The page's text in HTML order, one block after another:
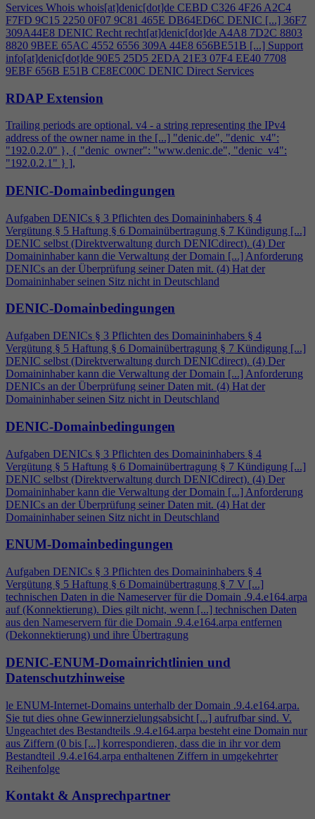
Services Whois whois[at]denic[dot]de CEBD C326 4F26 A2C4
F7FD 9C15 2250 0F07 9C81 465E DB64ED6C DENIC [...] 36F7
309A44E8 DENIC Recht recht[at]denic[dot]de A4A8 7D2C 8803
8820 9BEE 65AC 4552 6556 309A 44E8 656BE51B [...] Support
info[at]denic[dot]de 90E5 25D5 2EDA 21E3 07F4 EE40 7708
9EBF 656B E51B CE8EC00C DENIC Direct Services
RDAP Extension
Trailing periods are optional. v4 - a string representing the IPv4
address of the owner name in the [...] "denic.de", "denic_v4":
"192.0.2.0" }, { "denic_owner": "www.denic.de", "denic_v4":
"192.0.2.1" } ],
DENIC-Domainbedingungen
Aufgaben DENICs § 3 Pflichten des Domaininhabers § 4
Vergütung § 5 Haftung § 6 Domainübertragung § 7 Kündigung [...]
DENIC selbst (Direktverwaltung durch DENICdirect). (4) Der
Domaininhaber kann die Verwaltung der Domain [...] Anforderung
DENICs an der Überprüfung seiner Daten mit. (4) Hat der
Domaininhaber seinen Sitz nicht in Deutschland
DENIC-Domainbedingungen
Aufgaben DENICs § 3 Pflichten des Domaininhabers § 4
Vergütung § 5 Haftung § 6 Domainübertragung § 7 Kündigung [...]
DENIC selbst (Direktverwaltung durch DENICdirect). (4) Der
Domaininhaber kann die Verwaltung der Domain [...] Anforderung
DENICs an der Überprüfung seiner Daten mit. (4) Hat der
Domaininhaber seinen Sitz nicht in Deutschland
DENIC-Domainbedingungen
Aufgaben DENICs § 3 Pflichten des Domaininhabers § 4
Vergütung § 5 Haftung § 6 Domainübertragung § 7 Kündigung [...]
DENIC selbst (Direktverwaltung durch DENICdirect). (4) Der
Domaininhaber kann die Verwaltung der Domain [...] Anforderung
DENICs an der Überprüfung seiner Daten mit. (4) Hat der
Domaininhaber seinen Sitz nicht in Deutschland
ENUM-Domainbedingungen
Aufgaben DENICs § 3 Pflichten des Domaininhabers § 4
Vergütung § 5 Haftung § 6 Domainübertragung § 7 V [...]
technischen Daten in die Nameserver für die Domain .9.4.e164.arpa
auf (Konnektierung). Dies gilt nicht, wenn [...] technischen Daten
aus den Nameservern für die Domain .9.4.e164.arpa entfernen
(Dekonnektierung) und ihre Übertragung
DENIC-ENUM-Domainrichtlinien und
Datenschutzhinweise
le ENUM-Internet-Domains unterhalb der Domain .9.4.e164.arpa.
Sie tut dies ohne Gewinnerzielungsabsicht [...] aufrufbar sind. V.
Ungeachtet des Bestandteils .9.4.e164.arpa besteht eine Domain nur
aus Ziffern (0 bis [...] korrespondieren, dass die in ihr vor dem
Bestandteil .9.4.e164.arpa enthaltenen Ziffern in umgekehrter
Reihenfolge
Kontakt & Ansprechpartner